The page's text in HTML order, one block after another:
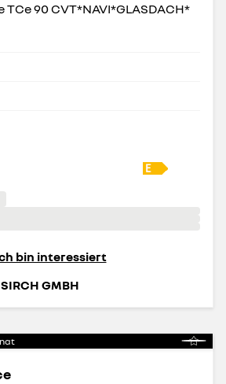
90 CVT*NAVI*GLASDACH*
bin interessiert
GMBH